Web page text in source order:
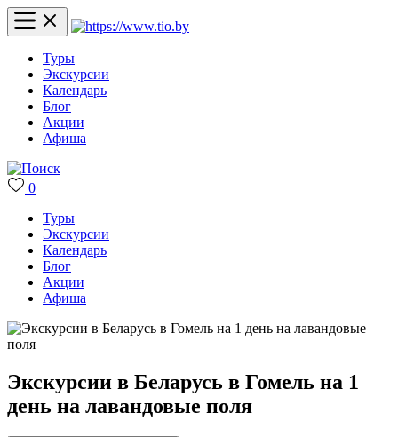
Туры
Экскурсии
Календарь
Блог
Акции
Афиша
0
Туры
Экскурсии
Календарь
Блог
Акции
Афиша
Экскурсии в Беларусь в Гомель на 1
день на лавандовые поля